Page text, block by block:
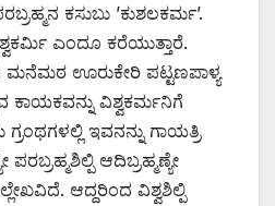
ಕಸುಬು ’ಕುಶಲಕರ್ಮ’.
ಎಂದೂ ಕರೆಯುತ್ತಾರೆ.
ಮನೆಮಠ ಊರುಕೇರಿ ಪಟ್ಟಣಪಾಳ್ಯ
ಕಾಯಕವನ್ನು ವಿಶ್ವಕರ್ಮನಿಗೆ
ಇವನನ್ನು ಗಾಯತ್ರಿ
ಆದಿಬ್ರಹ್ಮಣ್ಯೇ
ಆದ್ದರಿಂದ ವಿಶ್ವಶಿಲ್ಪಿ